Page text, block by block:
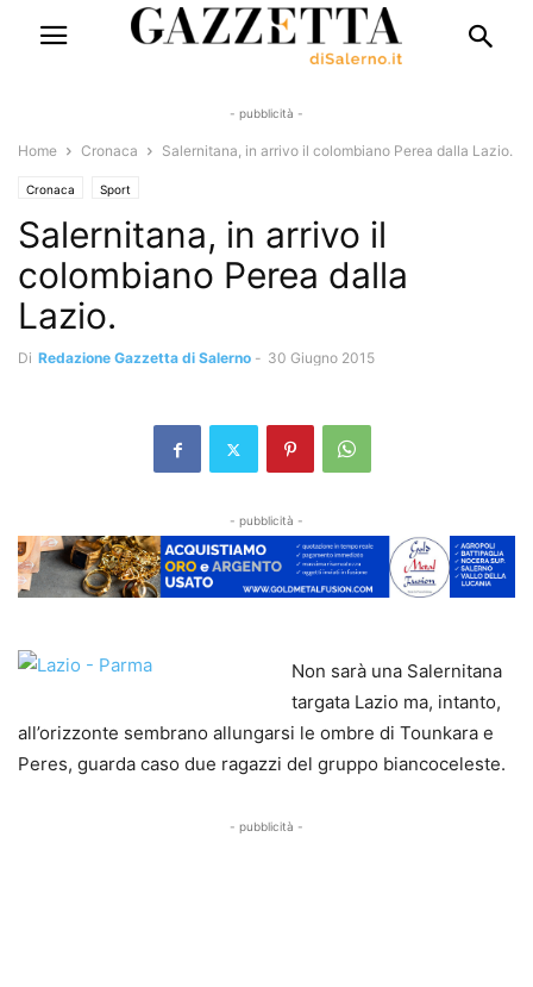
- pubblicità -
Home Cronaca Salernitana, in arrivo il colombiano Perea dalla Lazio.
Cronaca Sport
Salernitana, in arrivo il
colombiano Perea dalla
Lazio.
Di Redazione Gazzetta di Salerno - 30 Giugno 2015
- pubblicità -
Non sarà una Salernitana
targata Lazio ma, intanto,
all’orizzonte sembrano allungarsi le ombre di Tounkara e
Peres, guarda caso due ragazzi del gruppo biancoceleste.
- pubblicità -